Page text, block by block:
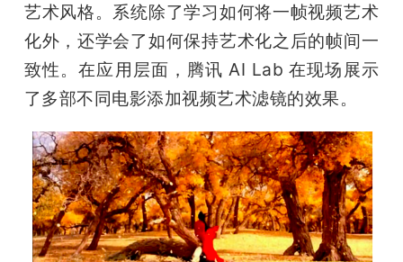
艺术风格。系统除了学习如何将一帧视频艺术
化外，还学会了如何保持艺术化之后的帧间一
致性。在应用层面，腾讯 AI Lab 在现场展示
了多部不同电影添加视频艺术滤镜的效果。